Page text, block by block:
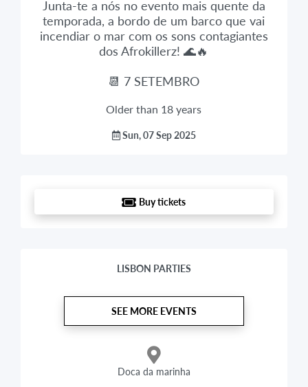
Junta-te a nós no evento mais quente da
temporada, a bordo de um barco que vai
incendiar o mar com os sons contagiantes
dos Afrokillerz! 🌊🔥
📆 7 SETEMBRO
Older than 18 years
Sun, 07 Sep 2025
Buy tickets
LISBON PARTIES
SEE MORE EVENTS
Doca da marinha